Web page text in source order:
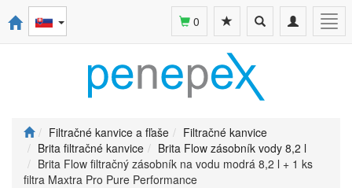
Toggle
navigation
Toggle
search
0
Filtračné kanvice a fľaše
Filtračné kanvice
Brita filtračné kanvice
Brita Flow zásobník vody 8,2 l
Brita Flow filtračný zásobník na vodu modrá 8,2 l + 1 ks
filtra Maxtra Pro Pure Performance